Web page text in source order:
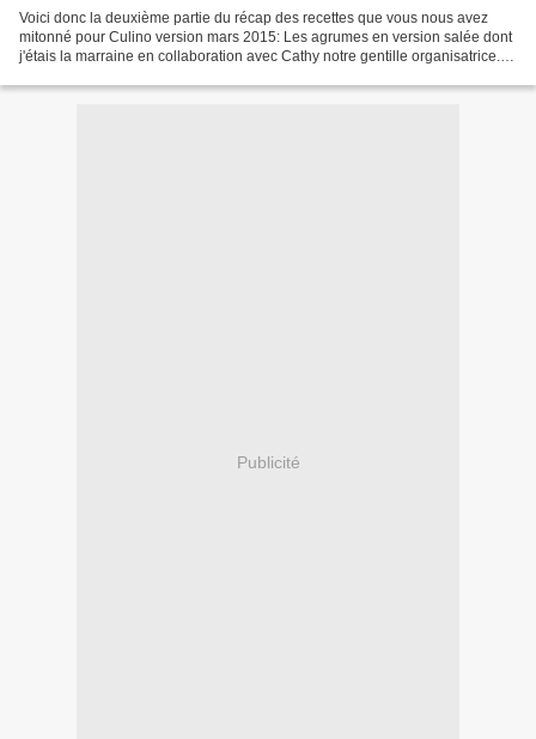
Voici donc la deuxième partie du récap des recettes que vous nous avez
mitonné pour Culino version mars 2015: Les agrumes en version salée dont
j'étais la marraine en collaboration avec Cathy notre gentille organisatrice. Et
Publicité